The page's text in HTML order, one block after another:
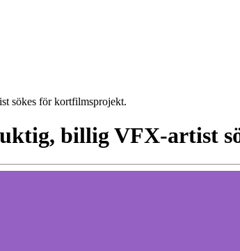
sökes för kortfilmsprojekt.
billig VFX-artist